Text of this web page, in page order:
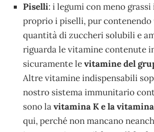
Piselli: i legumi con meno
proprio i piselli, pur contenendo
quantità di zuccheri solubili e
riguarda le vitamine contenute
sicuramente levitamine del
Altre vitamine indispensabili
nostro sistema immunitario
sono lavitamina K e la vitamina
qui, perché non mancano